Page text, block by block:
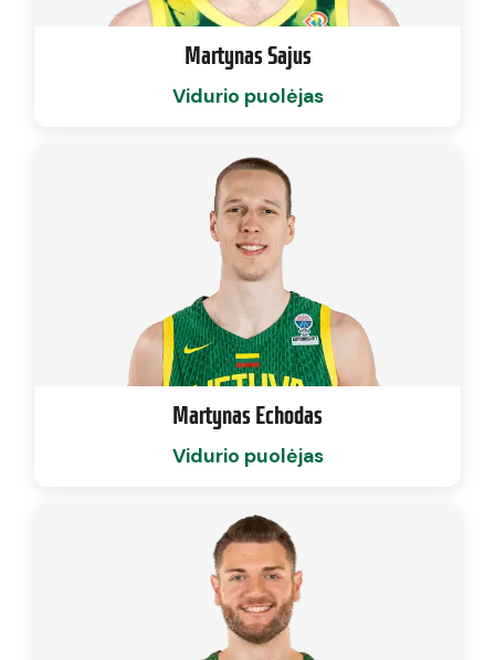
Martynas Sajus
Vidurio puolėjas
Martynas Echodas
Vidurio puolėjas